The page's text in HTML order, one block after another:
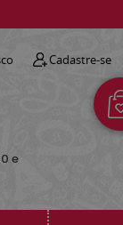
Cadastre-se
e